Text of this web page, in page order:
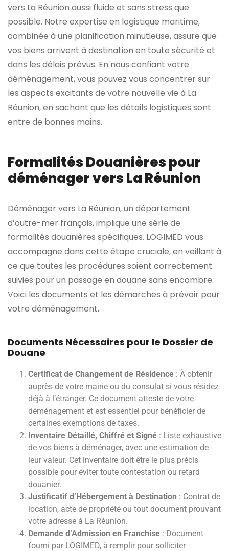
vers La Réunion aussi fluide et sans stress que
possible. Notre expertise en logistique maritime,
combinée à une planification minutieuse, assure que
vos biens arrivent à destination en toute sécurité et
dans les délais prévus. En nous confiant votre
déménagement, vous pouvez vous concentrer sur
les aspects excitants de votre nouvelle vie à La
Réunion, en sachant que les détails logistiques sont
entre de bonnes mains.
Formalités Douanières pour
déménager vers La Réunion
Déménager vers La Réunion, un département
d’outre-mer français, implique une série de
formalités douanières spécifiques. LOGIMED vous
accompagne dans cette étape cruciale, en veillant à
ce que toutes les procédures soient correctement
suivies pour un passage en douane sans encombre.
Voici les documents et les démarches à prévoir pour
votre déménagement.
Documents Nécessaires pour le Dossier de
Douane
Certificat de Changement de Résidence : À obtenir
auprès de votre mairie ou du consulat si vous résidez
déjà à l’étranger. Ce document atteste de votre
déménagement et est essentiel pour bénéficier de
certaines exemptions de taxes.
Inventaire Détaillé, Chiffré et Signé : Liste exhaustive
de vos biens à déménager, avec une estimation de
leur valeur. Cet inventaire doit être le plus précis
possible pour éviter toute contestation ou retard
douanier.
Justificatif d’Hébergement à Destination : Contrat de
location, acte de propriété ou tout document prouvant
votre adresse à La Réunion.
Demande d’Admission en Franchise : Document
fourni par LOGIMED, à remplir pour solliciter